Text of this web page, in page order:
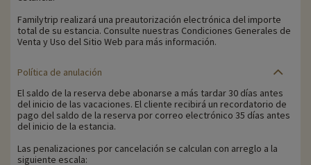
Familytrip realizará una preautorización electrónica del importe
total de su estancia. Consulte nuestras Condiciones Generales de
Venta y Uso del Sitio Web para más información.
Política de anulación
El saldo de la reserva debe abonarse a más tardar 30 días antes
del inicio de las vacaciones. El cliente recibirá un recordatorio de
pago del saldo de la reserva por correo electrónico 35 días antes
del inicio de la estancia.
Las penalizaciones por cancelación se calculan con arreglo a la
siguiente escala: